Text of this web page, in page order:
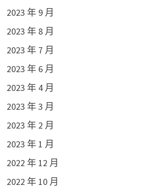
2023 年 9 月
2023 年 8 月
2023 年 7 月
2023 年 6 月
2023 年 4 月
2023 年 3 月
2023 年 2 月
2023 年 1 月
2022 年 12 月
2022 年 10 月